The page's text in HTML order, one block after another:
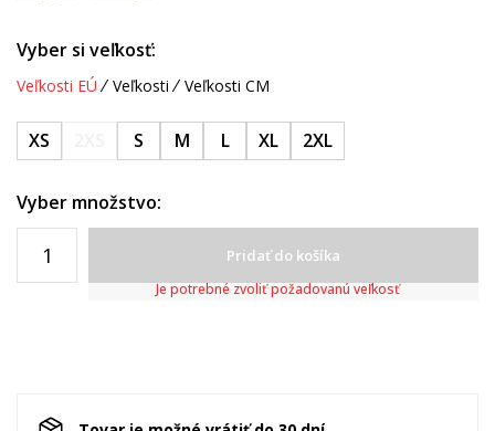
Vyber si veľkosť:
Veľkosti EÚ Veľkosti Veľkosti CM
XS S M L XL 2XL
Vyber množstvo:
Pridať do košíka
Je potrebné zvoliť požadovanú veľkosť